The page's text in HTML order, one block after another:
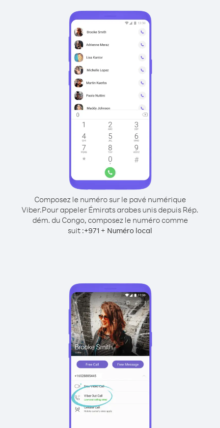
Composez le numéro sur le pavé numérique
Viber.Pour appeler Émirats arabes unis depuis Rép.
dém. du Congo, composez le numéro comme
suit :+971 + Numéro local